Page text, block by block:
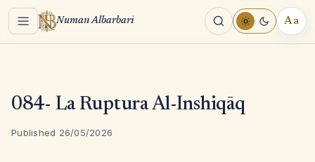
Menu Numan Albarbari Aa
084- La Ruptura Al-Inshiqāq
Published 26/05/2026